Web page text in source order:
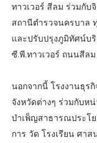
ทาวเวอร์ สีลม ร่วมกับ
สถานีตำรวจนครบาล
และปรับปรุงภูมิทัศน์บ
ซี.พี.ทาวเวอร์ ถนนสีล
นอกจากนี้ โรงงานธุร
จังหวัดต่างๆ ร่วมกับห
บำเพ็ญสาธารณประโ
การ วัด โรงเรียน ศา